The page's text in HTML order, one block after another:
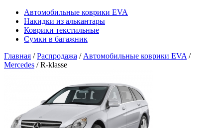
Автомобильные коврики EVA
Накидки из алькантары
Коврики текстильные
Сумки в багажник
Главная /Распродажа / Автомобильные коврики EVA /
Mercedes / R-klasse